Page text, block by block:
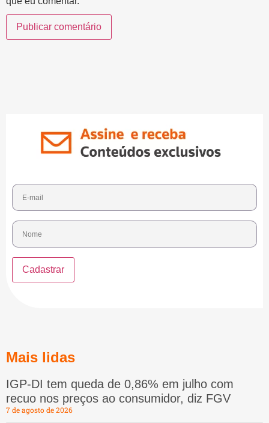
Mais lidas
IGP-DI tem queda de 0,86% em julho com
recuo nos preços ao consumidor, diz FGV
7 de agosto de 2026